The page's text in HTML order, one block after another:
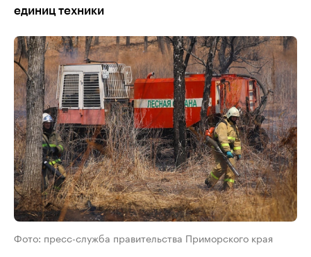
единиц техники
Фото: пресс-служба правительства Приморского края